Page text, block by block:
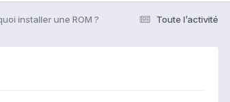
Toute l’activité
installer une ROM ?